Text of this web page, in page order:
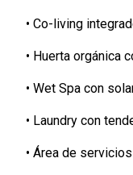
• Co-living
• Huerta orgánica
• Wet Spa con
• Laundry con
• Área de servicios